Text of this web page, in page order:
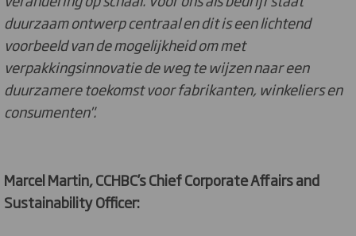
duurzaam ontwerp centraal en dit is een lichtend
voorbeeld van de mogelijkheid om met
verpakkingsinnovatie de weg te wijzen naar een
duurzamere toekomst voor fabrikanten, winkeliers en
consumenten".
Marcel Martin, CCHBC’s Chief Corporate Affairs and
Sustainability Officer: